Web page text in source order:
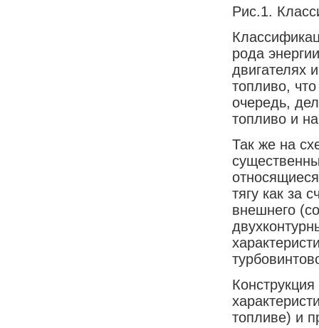
Рис.1.
рода
двигателях
топливо,
очередь,
топливо и
Так же на
тягу как за
внешнего
топливе) и